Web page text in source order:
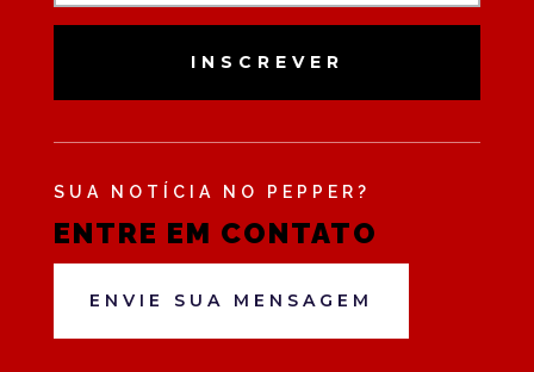
INSCREVER
SUA NOTÍCIA NO PEPPER?
ENTRE EM CONTATO
ENVIE SUA MENSAGEM